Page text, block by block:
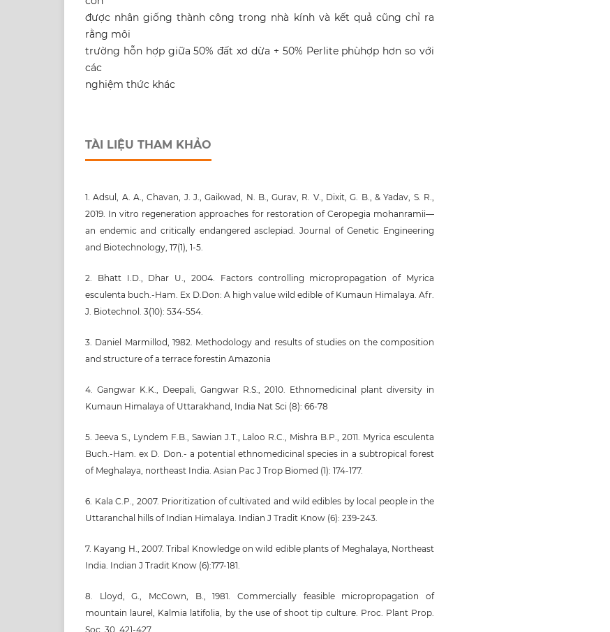
được nhân giống thành công trong nhà kính và kết quả cũng chỉ ra
rằng môi
trường hỗn hợp giữa 50% đất xơ dừa + 50% Perlite phùhợp hơn so với
các
nghiệm thức khác
TÀI LIỆU THAM KHẢO
1. Adsul, A. A., Chavan, J. J., Gaikwad, N. B., Gurav, R. V., Dixit, G. B., & Yadav, S. R.,
2019. In vitro regeneration approaches for restoration of Ceropegia mohanramii—
an endemic and critically endangered asclepiad. Journal of Genetic Engineering
and Biotechnology, 17(1), 1-5.
2. Bhatt I.D., Dhar U., 2004. Factors controlling micropropagation of Myrica
esculenta buch.-Ham. Ex D.Don: A high value wild edible of Kumaun Himalaya. Afr.
J. Biotechnol. 3(10): 534-554.
3. Daniel Marmillod, 1982. Methodology and results of studies on the composition
and structure of a terrace forestin Amazonia
4. Gangwar K.K., Deepali, Gangwar R.S., 2010. Ethnomedicinal plant diversity in
Kumaun Himalaya of Uttarakhand, India Nat Sci (8): 66-78
5. Jeeva S., Lyndem F.B., Sawian J.T., Laloo R.C., Mishra B.P., 2011. Myrica esculenta
Buch.-Ham. ex D. Don.- a potential ethnomedicinal species in a subtropical forest
of Meghalaya, northeast India. Asian Pac J Trop Biomed (1): 174-177.
6. Kala C.P., 2007. Prioritization of cultivated and wild edibles by local people in the
Uttaranchal hills of Indian Himalaya. Indian J Tradit Know (6): 239-243.
7. Kayang H., 2007. Tribal Knowledge on wild edible plants of Meghalaya, Northeast
India. Indian J Tradit Know (6):177-181.
8. Lloyd, G., McCown, B., 1981. Commercially feasible micropropagation of
mountain laurel, Kalmia latifolia, by the use of shoot tip culture. Proc. Plant Prop.
Soc. 30, 421-427.